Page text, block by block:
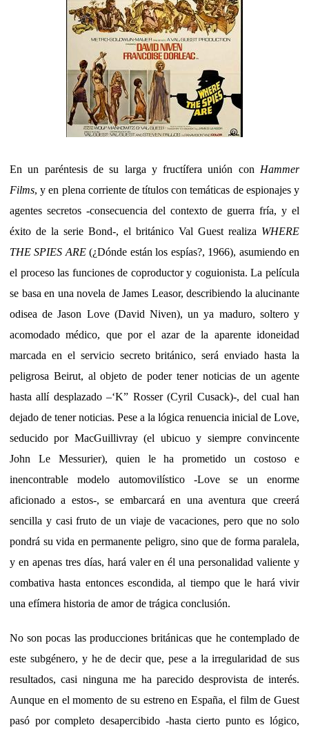
En un paréntesis de su larga y fructífera unión con Hammer
Films, y en plena corriente de títulos con temáticas de espionajes y
agentes secretos -consecuencia del contexto de guerra fría, y el
éxito de la serie Bond-, el británico Val Guest realiza WHERE
THE SPIES ARE(¿Dónde están los espías?, 1966), asumiendo en
el proceso las funciones de coproductor y coguionista. La película
se basa en una novela de James Leasor, describiendo la alucinante
odisea de Jason Love (David Niven), un ya maduro, soltero y
acomodado médico, que por el azar de la aparente idoneidad
marcada en el servicio secreto británico, será enviado hasta la
peligrosa Beirut, al objeto de poder tener noticias de un agente
hasta allí desplazado –‘K” Rosser (Cyril Cusack)-, del cual han
dejado de tener noticias. Pese a la lógica renuencia inicial de Love,
seducido por MacGuillivray (el ubicuo y siempre convincente
John Le Messurier), quien le ha prometido un costoso e
inencontrable modelo automovilístico -Love se un enorme
aficionado a estos-, se embarcará en una aventura que creerá
sencilla y casi fruto de un viaje de vacaciones, pero que no solo
pondrá su vida en permanente peligro, sino que de forma paralela,
y en apenas tres días, hará valer en él una personalidad valiente y
combativa hasta entonces escondida, al tiempo que le hará vivir
una efímera historia de amor de trágica conclusión.
No son pocas las producciones británicas que he contemplado de
este subgénero, y he de decir que, pese a la irregularidad de sus
resultados, casi ninguna me ha parecido desprovista de interés.
Aunque en el momento de su estreno en España, el film de Guest
pasó por completo desapercibido -hasta cierto punto es lógico,